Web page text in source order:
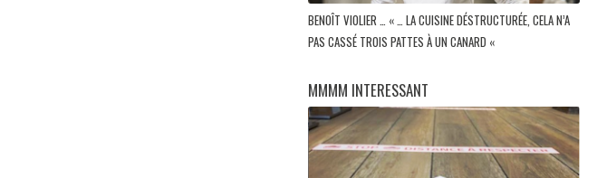
BENOÎT VIOLIER … « … LA CUISINE DÉSTRUCTURÉE, CELA N’A
PAS CASSÉ TROIS PATTES À UN CANARD «
MMMM INTERESSANT